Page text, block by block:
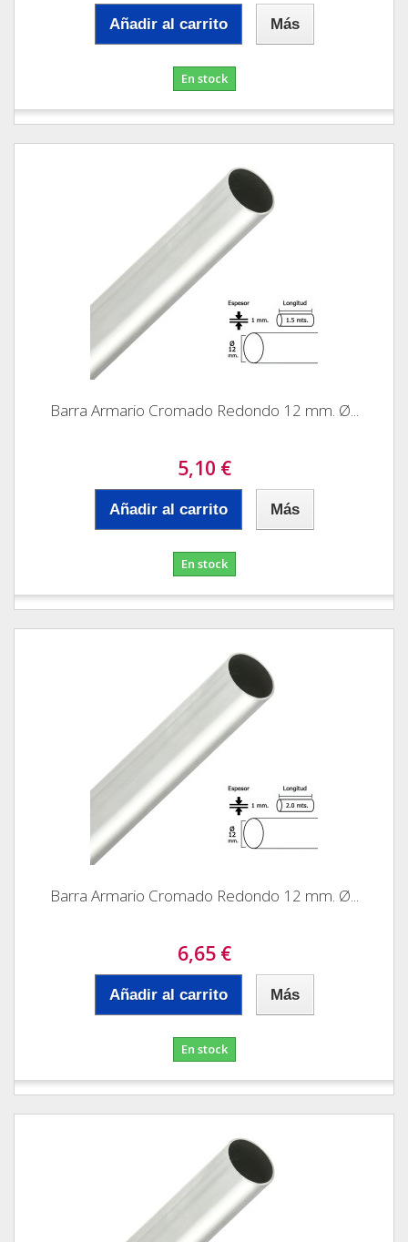
Añadir al carrito Más
En stock
Barra Armario Cromado Redondo 12 mm. Ø...
5,10 €
Añadir al carrito Más
En stock
Barra Armario Cromado Redondo 12 mm. Ø...
6,65 €
Añadir al carrito Más
En stock